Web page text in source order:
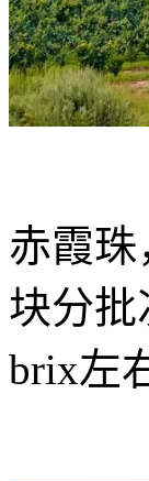
赤霞
块分批
brix左